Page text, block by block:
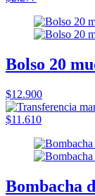
Bolso 20
$12.900
$11.610
Bombacha